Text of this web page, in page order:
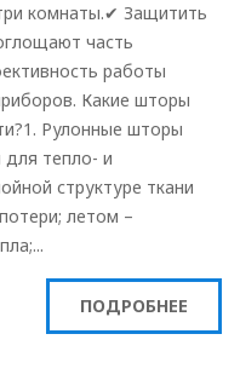
комнаты.✔ Защитить
часть
работы
Какие шторы
Рулонные шторы
тепло- и
структуре ткани
летом –
ПОДРОБНЕЕ